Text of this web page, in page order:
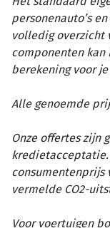
personenauto’s
volledig overzicht
componenten kan
berekening voor
Alle genoemde
Onze offertes zijn
consumentenprijs
vermelde CO2-
Voor voertuigen